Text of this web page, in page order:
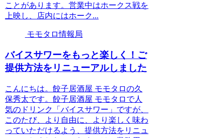
ことがあります。営業中はホークス戦を
上映し、店内にはホーク...
モモタロ情報局
バイスサワーをもっと楽しく！ご
提供方法をリニューアルしました
こんにちは。餃子居酒屋 モモタロの久
保秀太です。餃子居酒屋 モモタロで人
気のドリンク「バイスサワー」ですが、
このたび、より自由に、より楽しく味わ
っていただけるよう、提供方法をリニュ